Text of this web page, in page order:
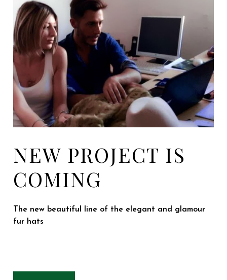
NEW PROJECT IS
COMING
The new beautiful line of the elegant and glamour
fur hats